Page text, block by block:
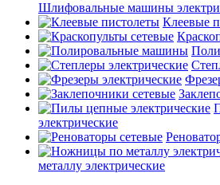
Шлифовальные машины
Клеевые
электрические
металлу электрические